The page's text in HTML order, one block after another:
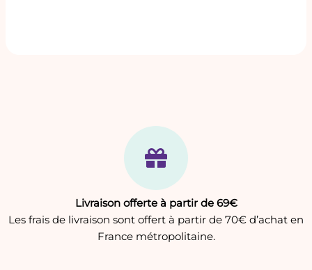
Livraison offerte à partir de 69€
Les frais de livraison sont offert à partir de 70€ d’achat en
France métropolitaine.